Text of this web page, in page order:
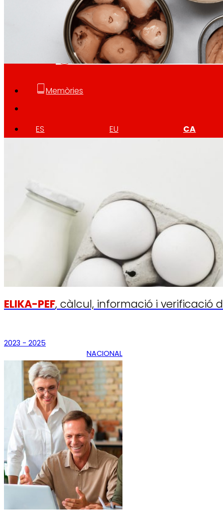
Retail Mitjana
Explorem noves maneres de connectar
Memòries
ES EU CA
ENVIROSCORE
ELIKA-PEF, càlcul, informació i verificació
2023 - 2025
NACIONAL